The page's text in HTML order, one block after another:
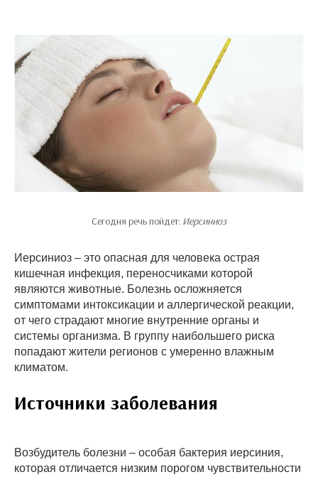
Сегодня речь пойдет: Иерсиниоз
Иерсиниоз – это опасная для человека острая
кишечная инфекция, переносчиками которой
являются животные. Болезнь осложняется
симптомами интоксикации и аллергической реакции,
от чего страдают многие внутренние органы и
системы организма. В группу наибольшего риска
попадают жители регионов с умеренно влажным
климатом.
Источники заболевания
Возбудитель болезни – особая бактерия иерсиния,
которая отличается низким порогом чувствительности